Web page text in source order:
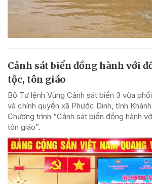
Cảnh sát biển đồng hành với
tộc, tôn giáo
Bộ Tư lệnh Vùng Cảnh sát biển 3 vừa
và chính quyền xã Phước Dinh, tỉnh
Chương trình “Cảnh sát biển đồng hành
tôn giáo”.